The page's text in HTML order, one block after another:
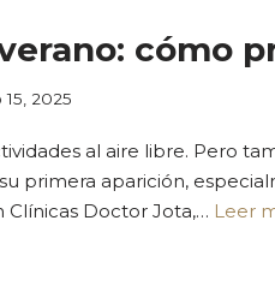
cómo
2025
al aire libre. Pero
primera aparición,
Clínicas Doctor Jota,… Leer